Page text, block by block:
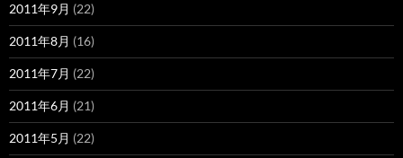
2011年9月 (22)
2011年8月 (16)
2011年7月 (22)
2011年6月 (21)
2011年5月 (22)